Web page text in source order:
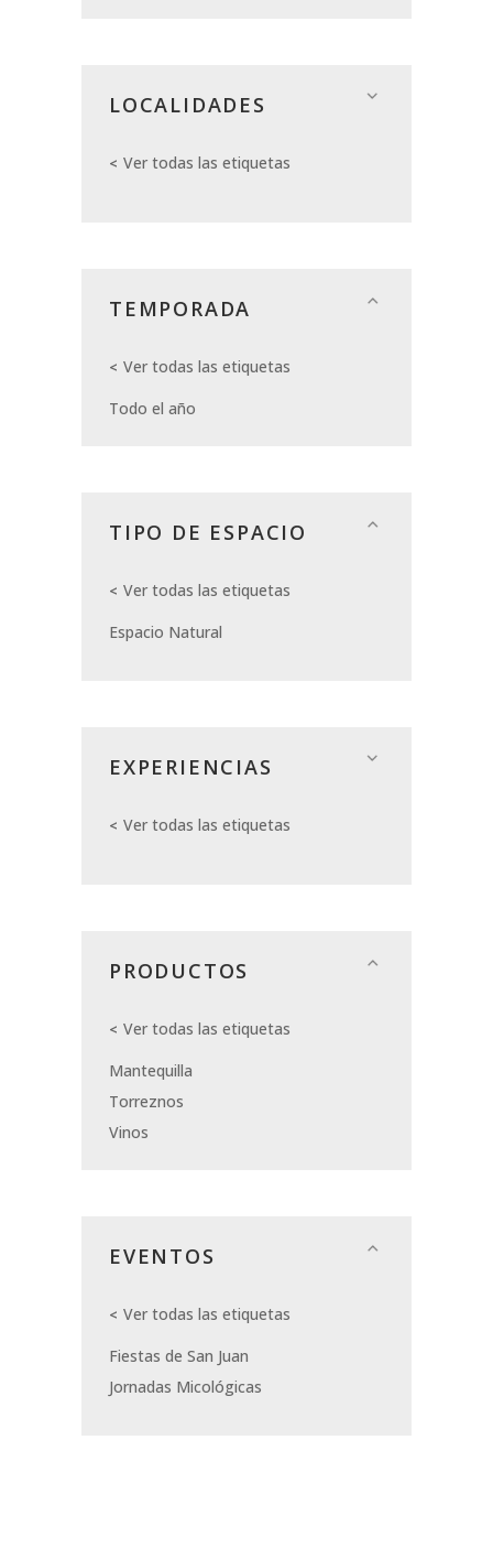
LOCALIDADES
Ver todas las etiquetas
TEMPORADA
Ver todas las etiquetas
Todo el año
TIPO DE ESPACIO
Ver todas las etiquetas
Espacio Natural
EXPERIENCIAS
Ver todas las etiquetas
PRODUCTOS
Ver todas las etiquetas
Mantequilla
Torreznos
Vinos
EVENTOS
Ver todas las etiquetas
Fiestas de San Juan
Jornadas Micológicas